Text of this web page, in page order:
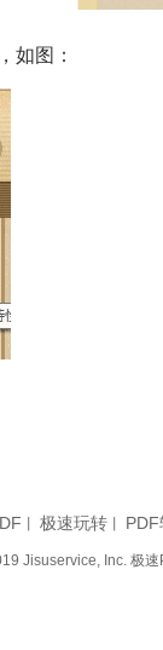
如图：
极速玩转
Jisuservice, Inc. 极